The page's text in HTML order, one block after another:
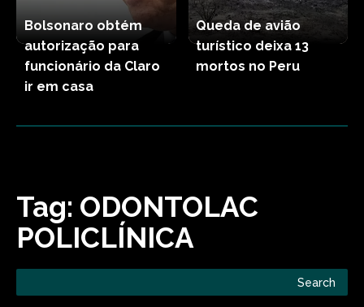
Bolsonaro obtém
autorização para
funcionário da Claro
ir em casa
Queda de avião
turístico deixa 13
mortos no Peru
Tag: ODONTOLAC
POLICLÍNICA
Search